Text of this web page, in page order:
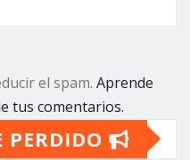
el spam. Aprende
tus comentarios.
PERDIDO